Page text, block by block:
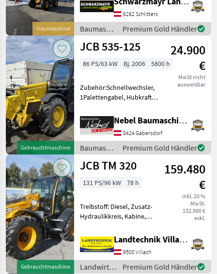
Neumaschine
Diesel,
Höchstgeschwindigkeit in
km/h: 40 km/h, Abgasstufe:
-/Stage V,
Anhängevorrichtung
6262 Schlitters
Baumaschinen
/ JCB
Premium Gold Händler
Gebrauchtmaschine
JCB 535-125
24.900
€
MwSt nicht
ausweisbar
86 PS/63 kW Bj. 2006 5800 h
Zubehör:Schnellwechsler,
1Palettengabel, Hubkraft
Baumaschinen
Teleskoplader
Nebel Baumaschinen
8424 Gabersdorf
Baumaschinen
/ JCB
Premium Gold Händler
Gebrauchtmaschine
JCB TM 320
159.480
€
inkl. 20 %
MwSt.
132.900 €
exkl.
131 PS/96 kW 78 h
Treibstoff: Diesel, Zusatz-
Hydraulikkreis, Kabine,
Schnellwechselrahmen,
Klimaanlage, hydr.
Geräteverriegelung JCB TM
320 Teleskopradlader,
Landtechnik Villach GmbH
9500 Villach
Landwirtsch. Premium Gold Händler